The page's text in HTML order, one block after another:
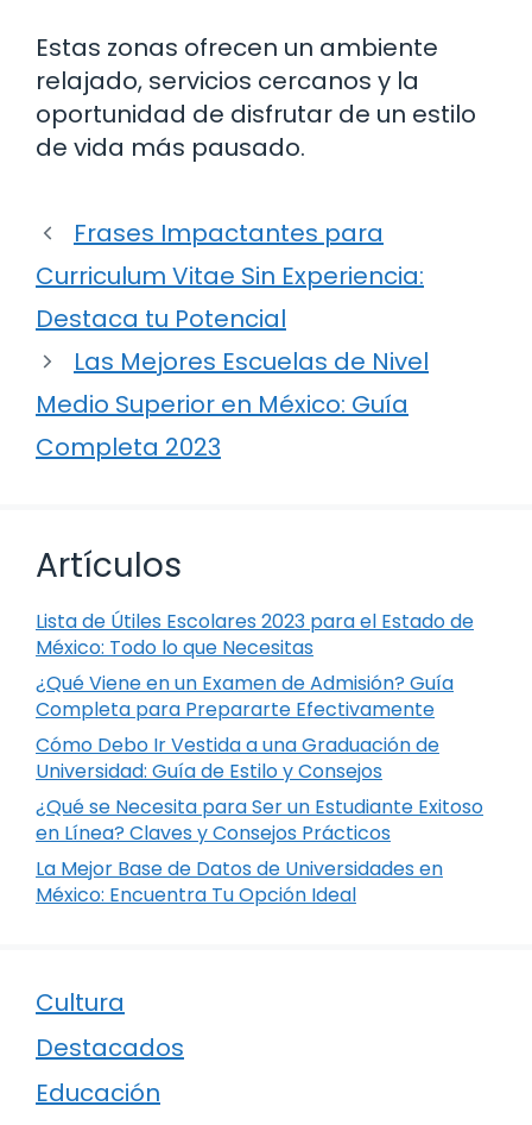
Estas zonas ofrecen un ambiente
relajado, servicios cercanos y la
oportunidad de disfrutar de un estilo
de vida más pausado.
Frases Impactantes para
Curriculum Vitae Sin Experiencia:
Destaca tu Potencial
Las Mejores Escuelas de Nivel
Medio Superior en México: Guía
Completa 2023
Artículos
Lista de Útiles Escolares 2023 para el Estado de
México: Todo lo que Necesitas
¿Qué Viene en un Examen de Admisión? Guía
Completa para Prepararte Efectivamente
Cómo Debo Ir Vestida a una Graduación de
Universidad: Guía de Estilo y Consejos
¿Qué se Necesita para Ser un Estudiante Exitoso
en Línea? Claves y Consejos Prácticos
La Mejor Base de Datos de Universidades en
México: Encuentra Tu Opción Ideal
Cultura
Destacados
Educación